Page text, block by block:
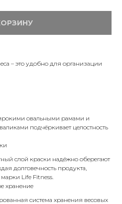
– это удобно для организации
овальными рамами и
подчёркивает целостность
слой краски надёжно оберегают
долговечность продукта,
Life Fitness.
хранение
система хранения весовых